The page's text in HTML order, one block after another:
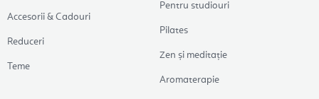
Accesorii & Cadouri
Reduceri
Teme
Pentru studiouri
Pilates
Zen și meditație
Aromaterapie